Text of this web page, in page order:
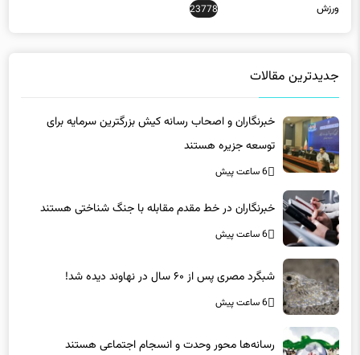
ورزش 23778
جدیدترین مقالات
خبرنگاران و اصحاب رسانه کیش بزرگترین سرمایه برای
توسعه جزیره هستند
6 ساعت پیش
خبرنگاران در خط مقدم مقابله با جنگ شناختی هستند
6 ساعت پیش
شبگرد مصری پس از ۶۰ سال در نهاوند دیده شد!
6 ساعت پیش
رسانه‌ها محور وحدت و انسجام اجتماعی هستند